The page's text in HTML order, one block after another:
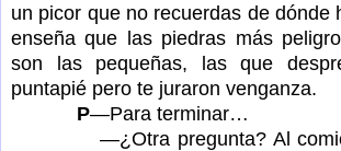
un picor que no recuerdas de dónde
enseña que las piedras más
son las pequeñas, las que
puntapié pero te juraron venganza.
P—Para terminar…
—¿Otra pregunta? Al